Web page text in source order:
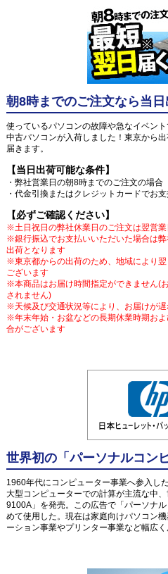
朝8時までのご注文なら当
使っているパソコンの故障や急なイベン
中古パソコンが入荷しました！東京から
届きます。
【当日出荷可能な条件】
・弊社営業日の朝8時までのご注文の場合
・代金引換またはクレジットカードでお
【必ずご確認ください】
※土日祝日の弊社休業日のご注文は翌営
※銀行振込でお支払いいただいた場合は
出荷となります
※東京都からの出荷のため、地域により
ございます
※本商品はお届け時間指定ができません(
されません)
※天候及び交通状況等により、お届けが
※年末年始・お盆などの長期休業時期お
合がございます
世界初の「パーソナルコ
1960年代にコンピューター事業へ参入し
大型コンピューターでの計算が主流な中
9100A」を発売。この広告で「パーソナ
めて使用した。現在は家庭向けパソコン
ーション事業やプリンター事業など幅広く